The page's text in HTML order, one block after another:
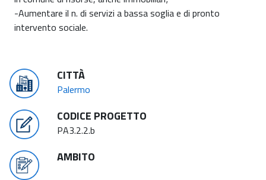
-Aumentare il n. di servizi a bassa soglia e di pronto
intervento sociale.
CITTÀ
Palermo
CODICE PROGETTO
PA3.2.2.b
AMBITO